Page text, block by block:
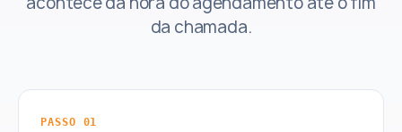
da chamada.
PASSO 01